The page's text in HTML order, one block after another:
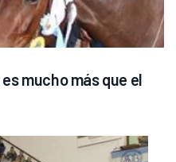
mucho más que el